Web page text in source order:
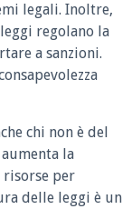
legali. Inoltre,
regolano la
a sanzioni.
chi non è del
la
risorse per
delle leggi è un